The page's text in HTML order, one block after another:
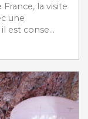
la visite
une
est conse...